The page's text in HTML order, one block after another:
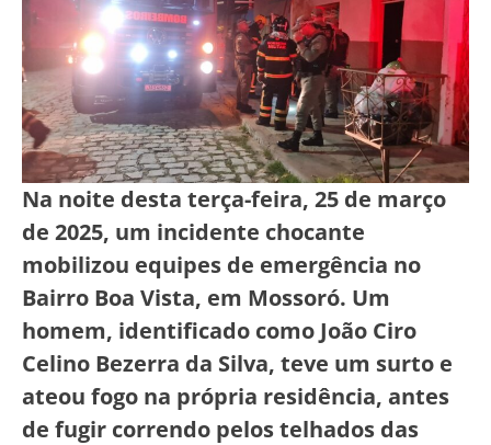
Na noite desta terça-feira, 25 de março
de 2025, um incidente chocante
mobilizou equipes de emergência no
Bairro Boa Vista, em Mossoró. Um
homem, identificado como João Ciro
Celino Bezerra da Silva, teve um surto e
ateou fogo na própria residência, antes
de fugir correndo pelos telhados das